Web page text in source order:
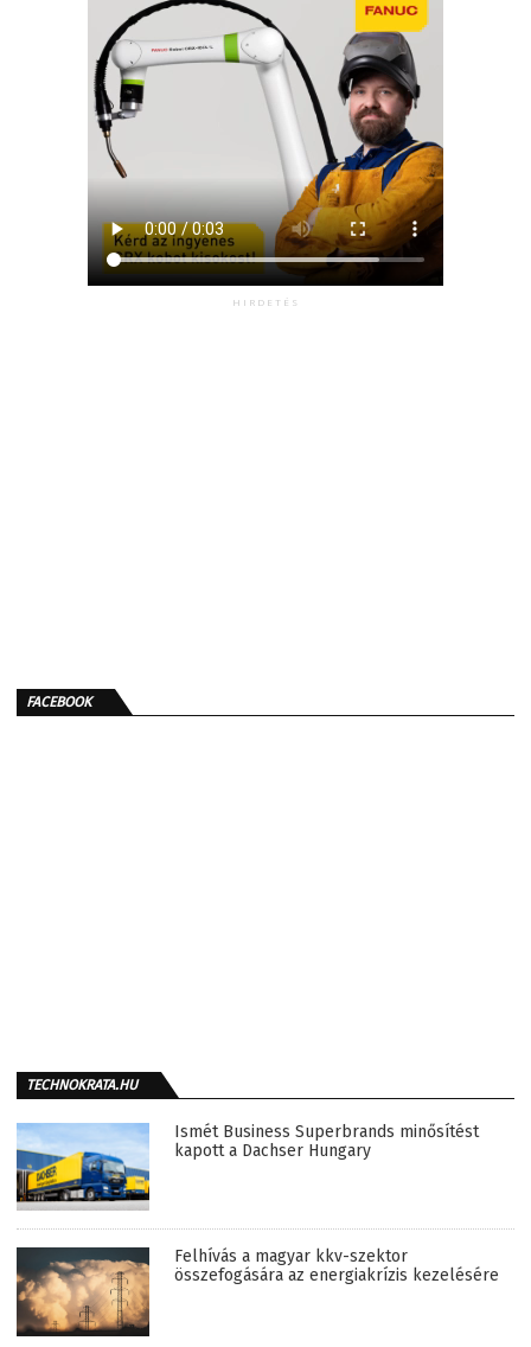
HIRDETÉS
FACEBOOK
TECHNOKRATA.HU
Ismét Business Superbrands minősítést
kapott a Dachser Hungary
Felhívás a magyar kkv-szektor
összefogására az energiakrízis kezelésére